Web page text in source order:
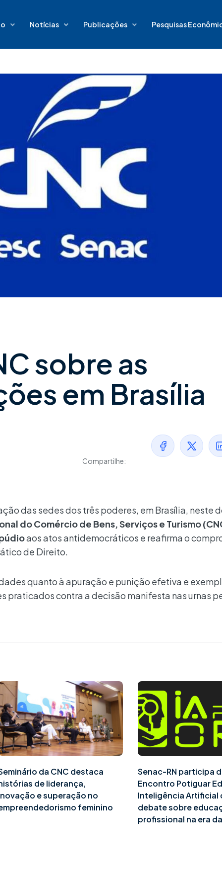
Notícias Publicações Pesquisas
sobre as
em Brasília
Compartilhe:
das sedes dos três poderes, em Brasília, neste
do Comércio de Bens, Serviços e Turismo
aos atos antidemocráticos e reafirma o
de Direito.
quanto à apuração e punição efetiva e
praticados contra a decisão manifesta nas urnas
da CNC destaca
de liderança,
e superação no
feminino
Senac-RN participa
Encontro Potiguar
Inteligência Artificial
debate sobre
profissional na era